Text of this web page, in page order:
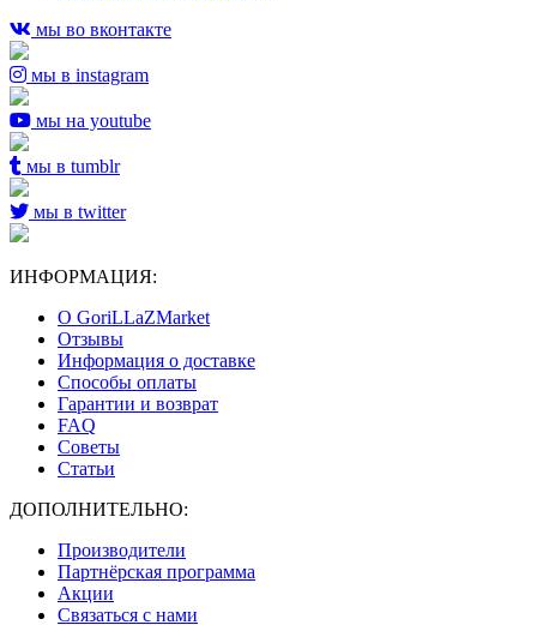
мы во вконтакте
мы в instagram
мы на youtube
мы в tumblr
мы в twitter
ИНФОРМАЦИЯ:
О GoriLLaZMarket
Отзывы
Информация о доставке
Способы оплаты
Гарантии и возврат
FAQ
Советы
Статьи
ДОПОЛНИТЕЛЬНО:
Производители
Партнёрская программа
Акции
Связаться с нами